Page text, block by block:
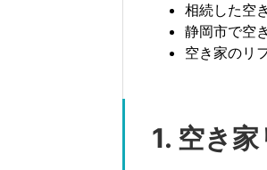
相続した空
静岡市で空
空き家のリ
1. 空き